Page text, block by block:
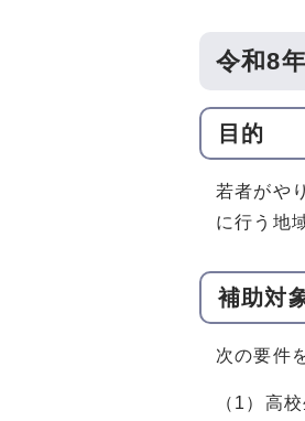
令和8
目的
若者がや
に行う地
補助対
次の要件
（1）高